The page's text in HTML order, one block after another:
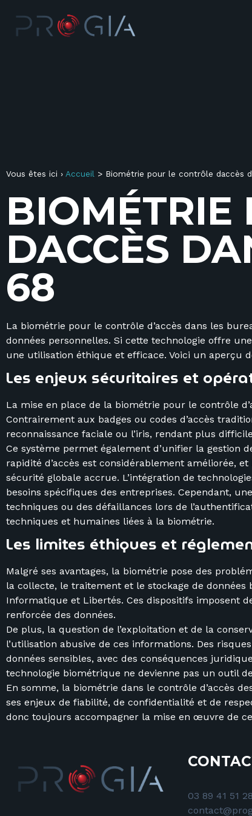
Vous êtes ici › Accueil > Biométrie pour le contrôle daccès
BIOMÉTRIE
DACCÈS DA
68
La biométrie pour le contrôle d’accès dans les
données personnelles. Si cette technologie offre
une utilisation éthique et efficace. Voici un aperçu
Les enjeux sécuritaires et
La mise en place de la biométrie pour le contrôle
Contrairement aux badges ou codes d’accès
reconnaissance faciale ou l’iris, rendant plus
Ce système permet également d’unifier la gestion
rapidité d’accès est considérablement améliorée,
sécurité globale accrue. L’intégration de
besoins spécifiques des entreprises. Cependant,
techniques ou des défaillances lors de
techniques et humaines liées à la biométrie.
Les limites éthiques et
Malgré ses avantages, la biométrie pose des
la collecte, le traitement et le stockage de données
Informatique et Libertés. Ces dispositifs imposent
renforcée des données.
De plus, la question de l’exploitation et de la
l’utilisation abusive de ces informations. Des
données sensibles, avec des conséquences
technologie biométrique ne devienne pas un outil
En somme, la biométrie dans le contrôle d’accès
ses enjeux de fiabilité, de confidentialité et de
donc toujours accompagner la mise en œuvre de
03 89 41 51 28